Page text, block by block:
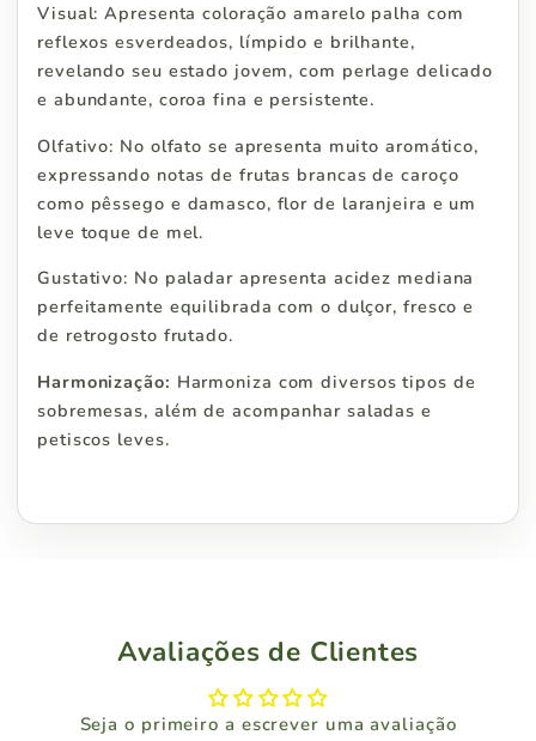
Visual: Apresenta coloração amarelo palha com
reflexos esverdeados, límpido e brilhante,
revelando seu estado jovem, com perlage delicado
e abundante, coroa fina e persistente.
Olfativo: No olfato se apresenta muito aromático,
expressando notas de frutas brancas de caroço
como pêssego e damasco, flor de laranjeira e um
leve toque de mel.
Gustativo: No paladar apresenta acidez mediana
perfeitamente equilibrada com o dulçor, fresco e
de retrogosto frutado.
Harmonização: Harmoniza com diversos tipos de
sobremesas, além de acompanhar saladas e
petiscos leves.
Avaliações de Clientes
Seja o primeiro a escrever uma avaliação